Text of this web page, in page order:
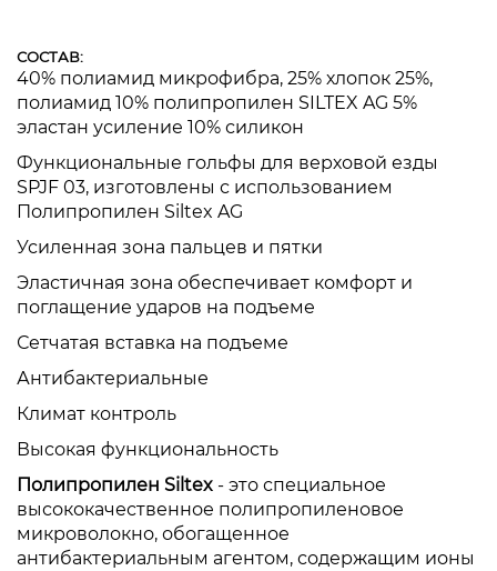
СОСТАВ:
40% полиамид микрофибра, 25% хлопок 25%,
полиамид 10% полипропилен SILTEX AG 5%
эластан усиление 10% силикон
Функциональные гольфы для верховой езды
SPJF 03, изготовлены с использованием
Полипропилен Siltex AG
Усиленная зона пальцев и пятки
Эластичная зона обеспечивает комфорт и
поглащение ударов на подъеме
Сетчатая вставка на подъеме
Антибактериальные
Климат контроль
Высокая функциональность
Полипропилен Siltex - это специальное
высококачественное полипропиленовое
микроволокно, обогащенное
антибактериальным агентом, содержащим ионы